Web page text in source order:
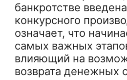
банкротстве
конкурсного
означает, что
самых важных
влияющий на
возврата денежных